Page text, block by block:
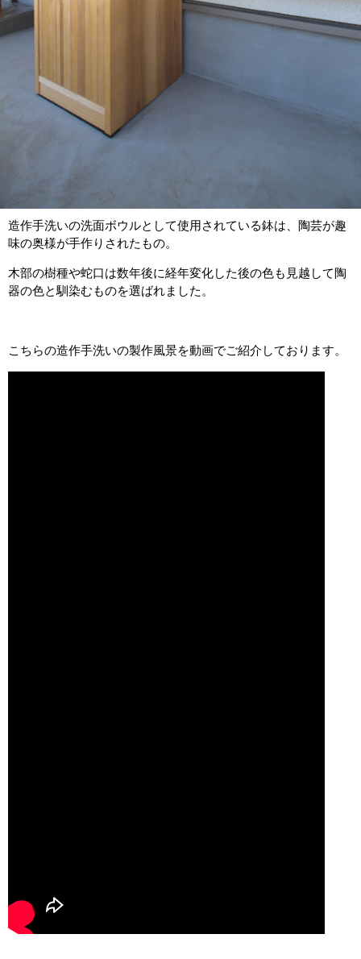
造作手洗いの洗面ボウルとして使用されている鉢は、陶芸が趣
味の奥様が手作りされたもの。
木部の樹種や蛇口は数年後に経年変化した後の色も見越して陶
器の色と馴染むものを選ばれました。
こちらの造作手洗いの製作風景を動画でご紹介しております。